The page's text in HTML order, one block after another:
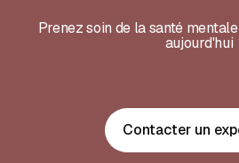
Prenez soin de la santé
aujourd'hui
Contacter un